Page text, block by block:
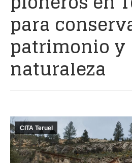
para
patrimonio y
naturaleza
CITA Teruel